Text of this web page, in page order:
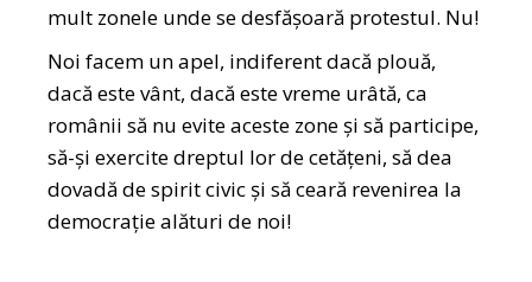
mult zonele unde se desfășoară protestul. Nu!
Noi facem un apel, indiferent dacă plouă,
dacă este vânt, dacă este vreme urâtă, ca
românii să nu evite aceste zone și să participe,
să-și exercite dreptul lor de cetățeni, să dea
dovadă de spirit civic și să ceară revenirea la
democrație alături de noi!